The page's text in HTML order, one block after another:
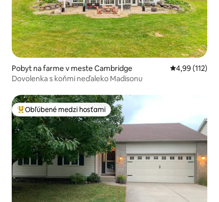
Pobyt na farme v meste Cambridge Priemerné
4,99 (112)
Dovolenka s koňmi neďaleko Madisonu
Najobľúbenejšie medzi hosťami
Obľúbené medzi hosťami